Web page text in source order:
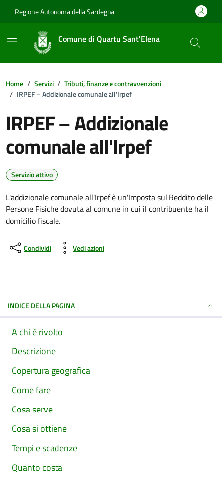
Regione Autonoma della Sardegna
Comune di Quartu Sant'Elena
Home Servizi
Tributi, finanze e contravvenzioni
IRPEF – Addizionale comunale all'Irpef
IRPEF – Addizionale
comunale all'Irpef
Servizio attivo
L'addizionale comunale all'Irpef è un'Imposta sul Reddito delle
Persone Fisiche dovuta al comune in cui il contribuente ha il
domicilio fiscale.
Condividi Vedi azioni
INDICE DELLA PAGINA
A chi è rivolto
Descrizione
Copertura geografica
Come fare
Cosa serve
Cosa si ottiene
Tempi e scadenze
Quanto costa